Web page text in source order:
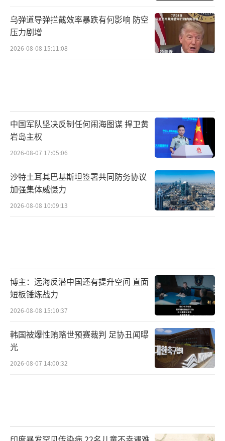
短缺。
此外美媒还提到，欧洲军工生产能力被严
委员会声称，截至2024年1月，欧洲155毫米炮
弹的年生产能力已达到100万枚，欧盟内部市场
事务专员蒂埃里·布雷顿曾称，欧盟计划到202
4年年底每年生产170万枚炮弹。但调查显示，
这些宣传与实际生产的炮弹数量相去甚远。德
国莱茵金属公司的一份内部文件显示，截至202
4年1月，欧盟155毫米炮弹年产量只有55万
2）
乌弹道导弹拦截效率暴跌有何影响 防空
压力剧增
2026-08-08 15:11:08
中国军队坚决反制任何闹海图谋 捍卫黄
岩岛主权
2026-08-07 17:05:06
沙特土耳其巴基斯坦签署共同防务协议
加强集体威慑力
2026-08-08 10:09:13
博主：远海反潜中国还有提升空间 直面
短板锤炼战力
2026-08-08 15:10:37
韩国被爆性贿赂世预赛裁判 足协丑闻曝
光
2026-08-07 14:00:32